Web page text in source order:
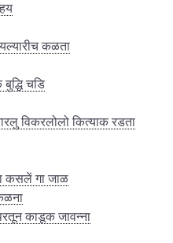
कळता
चडि
विकरलोलो कित्याक रडता
कसलें गा जाळ
काडूक जावन्ना